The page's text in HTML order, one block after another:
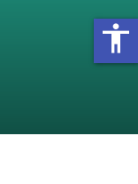
accessibility